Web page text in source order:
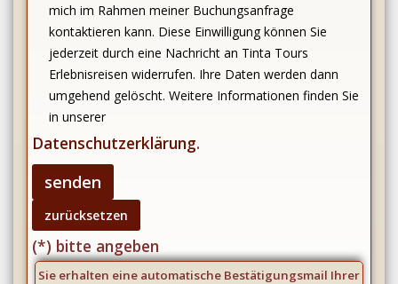
mich im Rahmen meiner Buchungsanfrage
kontaktieren kann. Diese Einwilligung können Sie
jederzeit durch eine Nachricht an Tinta Tours
Erlebnisreisen widerrufen. Ihre Daten werden dann
umgehend gelöscht. Weitere Informationen finden Sie
in unserer
Datenschutzerklärung.
dieses
Feld
leer.
(*) bitte angeben
Sie erhalten eine automatische Bestätigungsmail Ihrer